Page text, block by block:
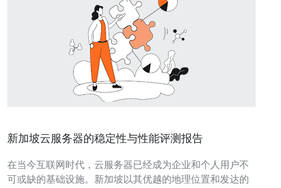
新加坡云服务器的稳定性与性能评测报告
在当今互联网时代，云服务器已经成为企业和个人用户不
可或缺的基础设施。新加坡以其优越的地理位置和发达的